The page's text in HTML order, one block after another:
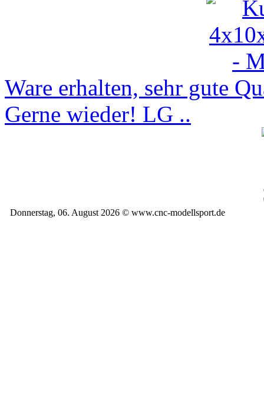
Ware erhalten, sehr gute
Gerne wieder! LG ..
Donnerstag, 06. August 2026 © www.cnc-modellsport.de